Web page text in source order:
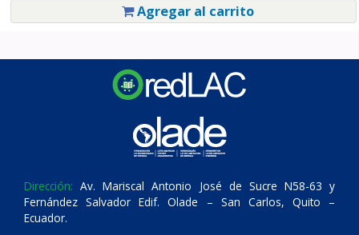
Agregar al carrito
Dirección: Av. Mariscal Antonio José de Sucre N58-63 y
Fernández Salvador Edif. Olade – San Carlos, Quito –
Ecuador.